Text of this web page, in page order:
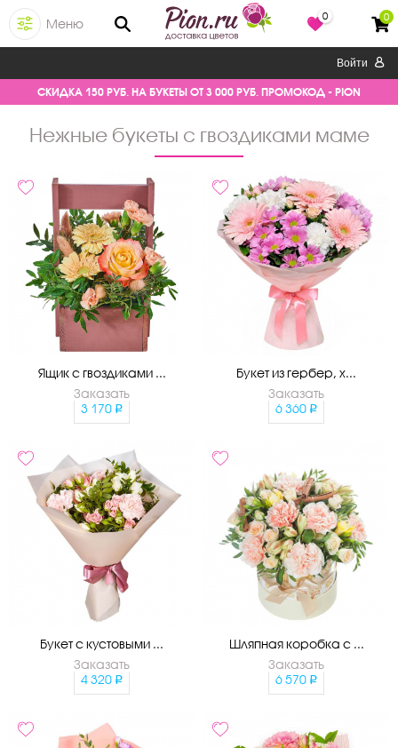
Меню
0 0
Войти
СКИДКА 150 РУБ. НА БУКЕТЫ ОТ 3 000 РУБ. ПРОМОКОД - PION
нежные букеты с гвоздиками маме
Ящик с гвоздиками ...
Заказать
3 170
Букет из гербер, х...
Заказать
6 360
Букет с кустовыми ...
Заказать
4 320
Шляпная коробка с ...
Заказать
6 570